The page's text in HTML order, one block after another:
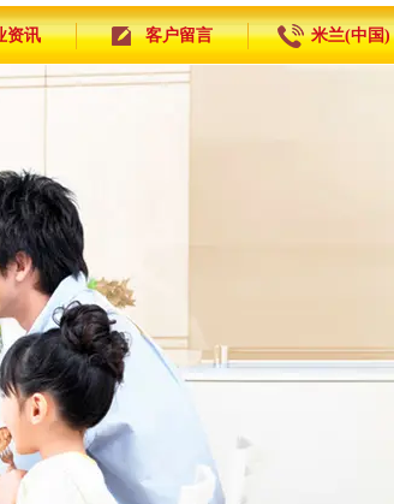
资讯 客户留言 米兰(中国)